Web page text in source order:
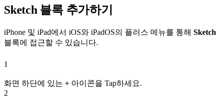
Sketch 블록 추가하기
iPhone 및 iPad에서 iOS와 iPadOS의 플러스 메뉴를 통해 Sketch
블록에 접근할 수 있습니다.
1
화면 하단에 있는 + 아이콘을 Tap하세요.
2